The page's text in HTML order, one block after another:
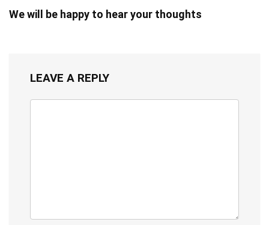
We will be happy to hear your thoughts
LEAVE A REPLY